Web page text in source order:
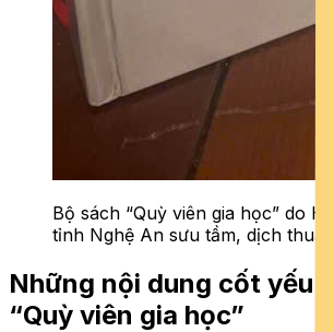
Bộ sách “Quỳ viên gia học” do
tỉnh Nghệ An sưu tầm, dịch thuật,
Những nội dung cốt yếu
“Quỳ viên gia học”